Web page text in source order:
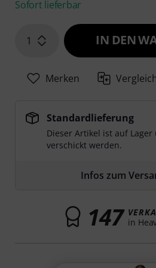
Sofort lieferbar
1 IN DEN
Merken
Standardlieferung
Dieser Artikel ist auf
verschickt werden.
Infos zum
147 in